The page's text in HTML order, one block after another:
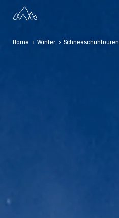
Home > Winter > Schneeschuhtouren